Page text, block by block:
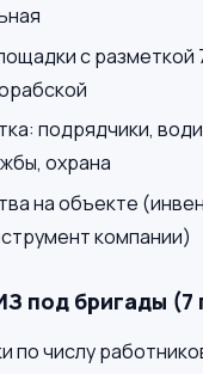
с разметкой
подрядчики,
охрана
на объекте
компании)
под бригады (7
по числу